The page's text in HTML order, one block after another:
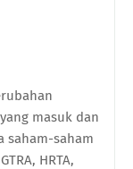
masuk dan
saham-saham
HRTA,